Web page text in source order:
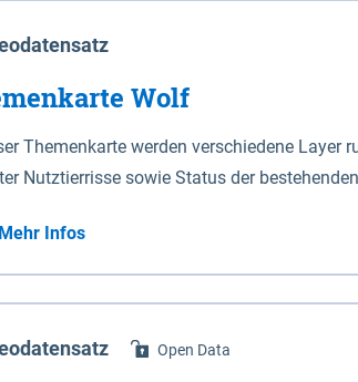
Wolf
Themenkarte werden verschiedene
Nutztierrisse sowie Status der
Mehr Infos
Open Data